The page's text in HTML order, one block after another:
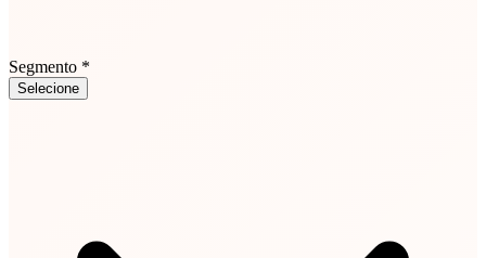
Segmento *
Selecione